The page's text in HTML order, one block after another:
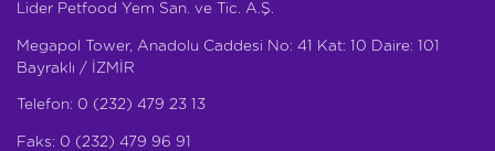
Lider Petfood Yem San. ve Tic. A.Ş.
Megapol Tower, Anadolu Caddesi No: 41 Kat: 10 Daire: 101
Bayraklı / İZMİR
Telefon: 0 (232) 479 23 13
Faks: 0 (232) 479 96 91